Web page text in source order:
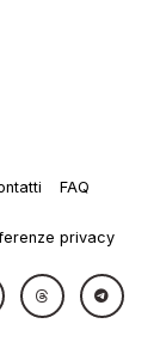
FAQ
privacy